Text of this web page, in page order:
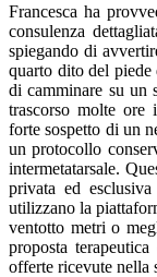
Francesca ha
consulenza
spiegando di
quarto dito del piede
di camminare su un
trascorso molte
forte sospetto di un
un protocollo
intermetatarsale.
privata ed
utilizzano la
ventotto metri o
proposta
offerte ricevute nella